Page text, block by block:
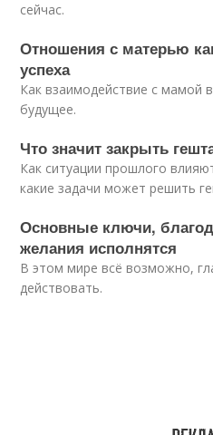
сейчас.
Отношения с матерью
успеха
Как взаимодействие с мамой
будущее.
Что значит закрыть
Как ситуации прошлого
какие задачи может решить
Основные ключи,
желания исполнятся
В этом мире всё возможно,
действовать.